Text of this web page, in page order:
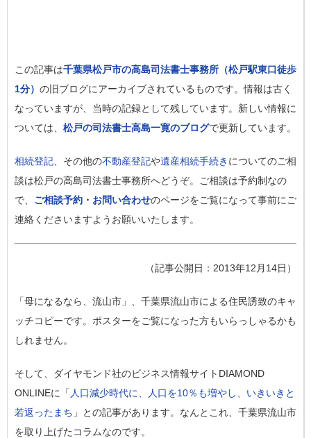
この記事は千葉県松戸市の高島司法書士事務所（松戸駅東口徒歩
1分） の旧ブログにアーカイブされているものです。情報は古く
なっていますが、当時の記録として残しています。新しい情報に
ついては、 松戸の司法書士高島一寛のブログで更新しています。
相続登記 、その他の不動産登記や遺産相続手続き についてのご相
談は松戸の高島司法書士事務所へどうぞ。ご相談は予約制なの
で、 ご相談予約・お問い合わせのページをご覧になって事前にご
連絡くださいますようお願いいたします。
（記事公開日：2013年12月14日）
「母になるなら、流山市」、千葉県流山市による住民誘致のキャ
ッチコピーです。ポスターをご覧になった方もいらっしゃるかも
しれません。
そして、ダイヤモンド社のビジネス情報サイトDIAMOND
ONLINEに「 人口減少時代に、人口を10％も増やし、いきいきと
若返ったまち 」との記事があります。なんとこれ、千葉県流山市
を取り上げたコラムなのです。